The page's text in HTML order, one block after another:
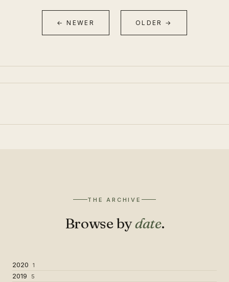
← NEWER OLDER →
THE ARCHIVE
Browse bydate.
2020 1
2019 5